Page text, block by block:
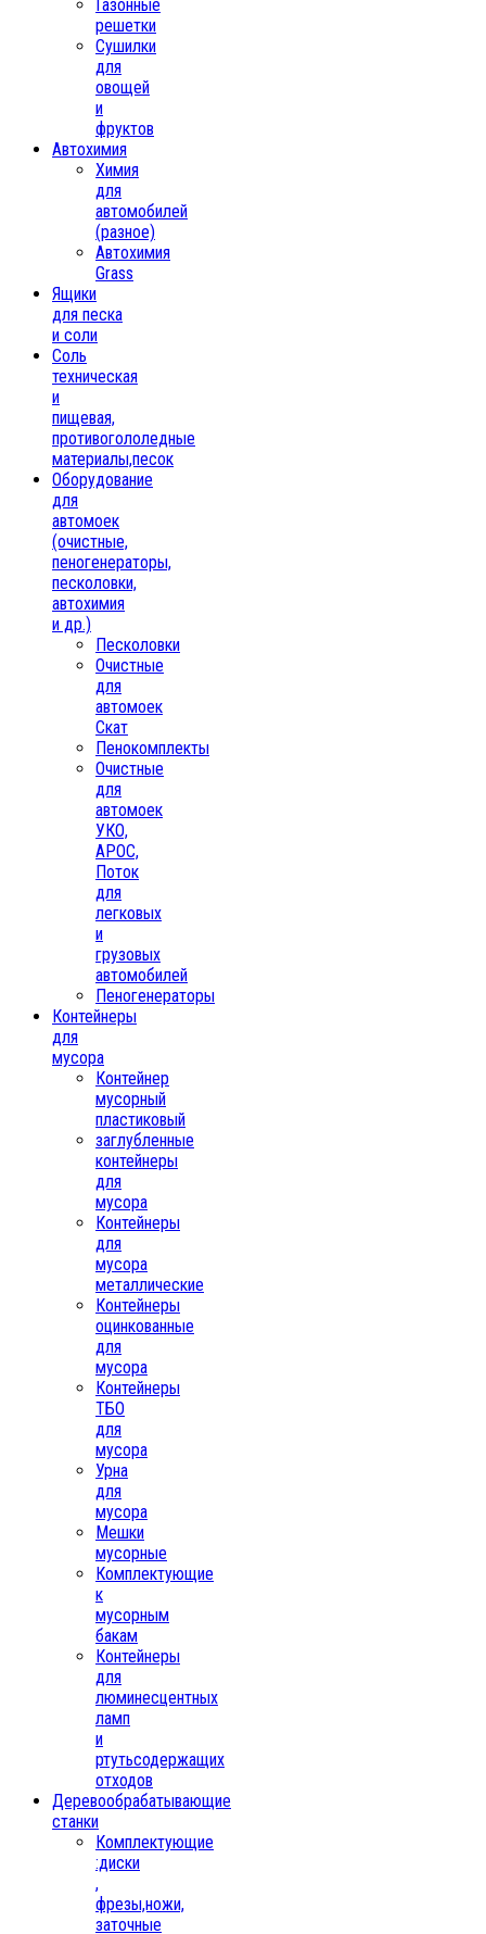
Газонные
решетки
Сушилки
для
овощей
и
фруктов
Автохимия
Химия
для
автомобилей
(разное)
Автохимия
Grass
Ящики
для песка
и соли
Соль
техническая
и
пищевая,
противогололедные
материалы,песок
Oборудование
для
автомоек
(очистные,
пеногенераторы,
песколовки,
автохимия
и др.)
Песколовки
Очистные
для
автомоек
Скат
Пенокомплекты
Очистные
для
автомоек
УКО,
АРОС,
Поток
для
легковых
и
грузовых
автомобилей
Пеногенераторы
Контейнеры
для
мусора
Контейнер
мусорный
пластиковый
заглубленные
контейнеры
для
мусора
Контейнеры
для
мусора
металлические
Контейнеры
оцинкованные
для
мусора
Контейнеры
ТБО
для
мусора
Урна
для
мусора
Мешки
мусорные
Комплектующие
к
мусорным
бакам
Контейнеры
для
люминесцентных
ламп
и
ртутьсодержащих
отходов
Деревообрабатывающие
станки
Комплектующие
:диски
,
фрезы,ножи,
заточные